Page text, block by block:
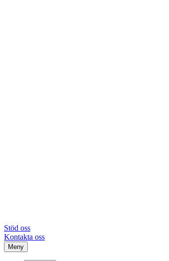
Stöd oss
Kontakta oss
Meny